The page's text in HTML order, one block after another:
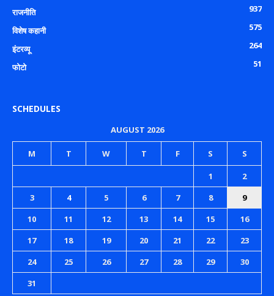
राजनीति
937
विशेष कहानी
575
इंटरव्यू
264
फोटो
51
SCHEDULES
AUGUST 2026
M T W T F S S
1
2
3
4 5 6 7 8
9
10
11 12 13 14 15
16
17
18 19 20 21 22
23
24
25 26 27 28 29
30
31